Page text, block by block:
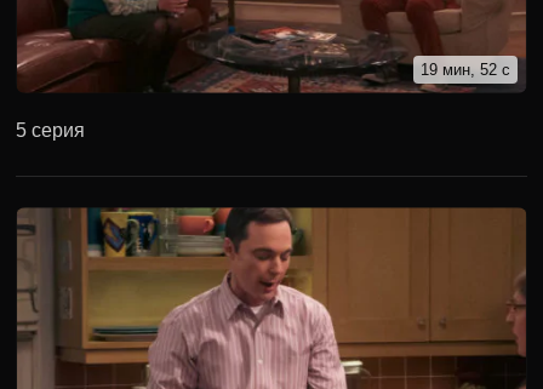
19 мин, 52 с
5 серия